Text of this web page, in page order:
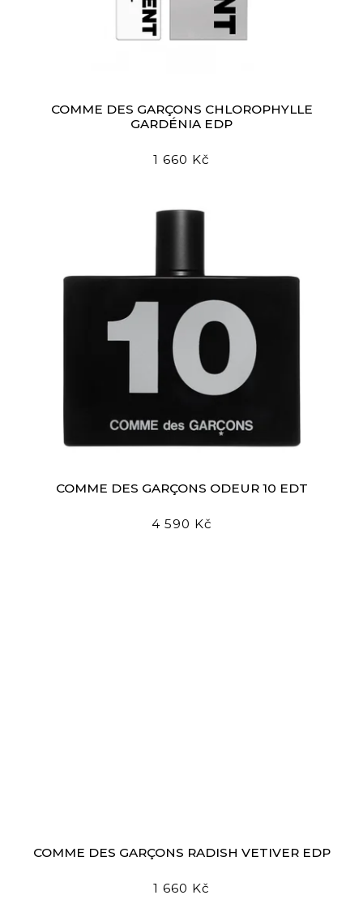
COMME DES GARÇONS CHLOROPHYLLE
GARDÉNIA EDP
1 660 Kč
COMME DES GARÇONS ODEUR 10 EDT
4 590 Kč
COMME DES GARÇONS RADISH VETIVER EDP
1 660 Kč